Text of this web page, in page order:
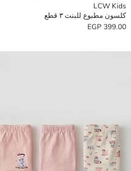
LCW Kids
كلسون مطبوع للبنت ٣ قطع
399.00 EGP